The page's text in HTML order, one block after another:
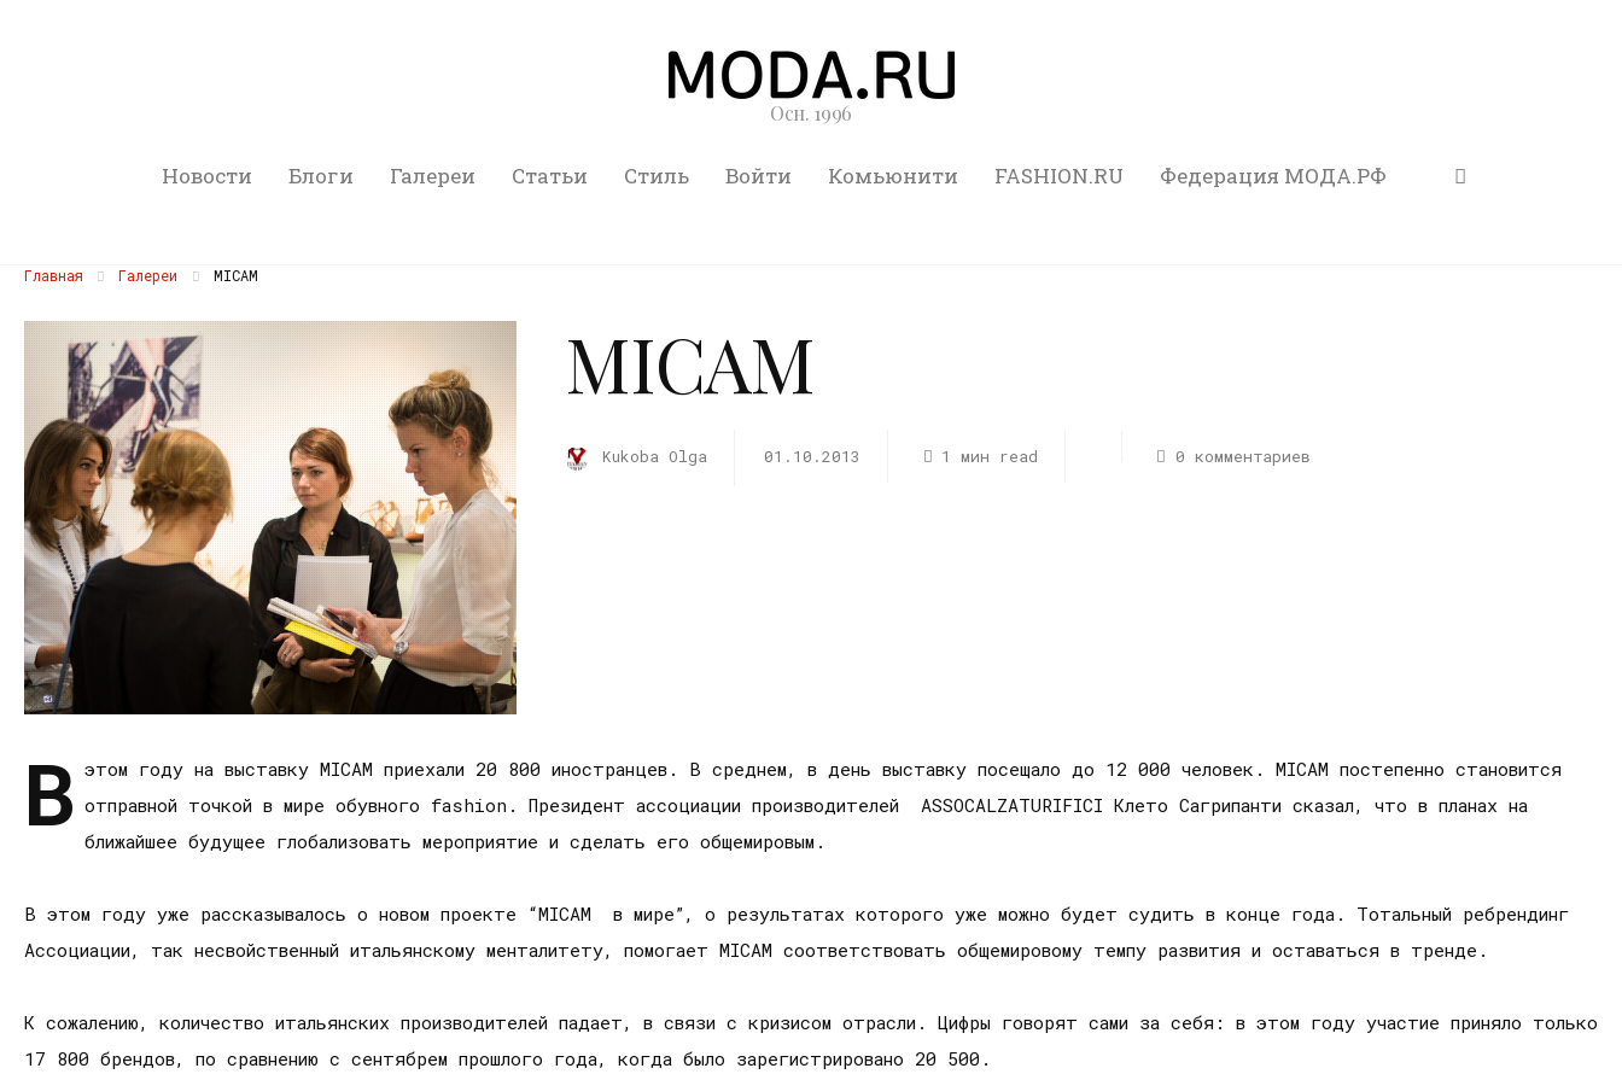
Осн. 1996
Новости Блоги Галереи Статьи Стиль Войти Комьюнити FASHION.RU Федерация МОДА.РФ
Главная Галереи MICAM
MICAM
Kukoba Olga 01.10.2013 1 мин read 0 комментариев
В этом году на выставку MICAM приехали 20 800 иностранцев. В среднем, в день выставку посещало до 12 000 человек. MICAM постепенно становится
отправной точкой в мире обувного fashion. Президент ассоциации производителей ASSOCALZATURIFICI Клето Сагрипанти сказал, что в планах на
ближайшее будущее глобализовать мероприятие и сделать его общемировым.
В этом году уже рассказывалось о новом проекте “MICAM в мире”, о результатах которого уже можно будет судить в конце года. Тотальный ребрендинг
Ассоциации, так несвойственный итальянскому менталитету, помогает MICAM соответствовать общемировому темпу развития и оставаться в тренде.
К сожалению, количество итальянских производителей падает, в связи с кризисом отрасли. Цифры говорят сами за себя: в этом году участие приняло только
17 800 брендов, по сравнению с сентябрем прошлого года, когда было зарегистрировано 20 500.